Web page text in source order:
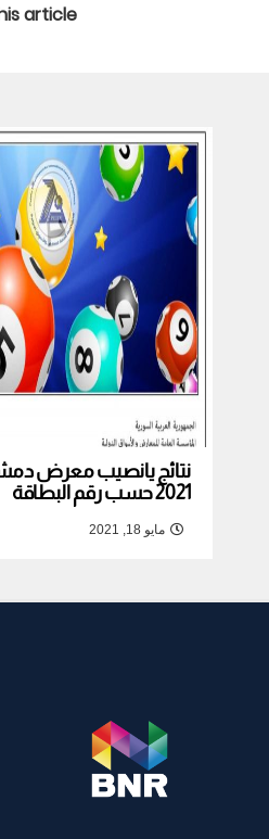
article:
نتائج يانصيب معرض
2021 حسب رقم البطاقة
مايو 18, 2021